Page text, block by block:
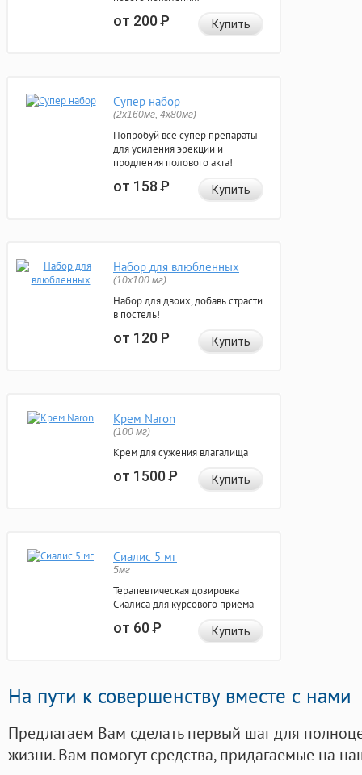
от 200Р Купить
Супер набор
(2х160мг, 4х80мг)
Попробуй все супер препараты
для усиления эрекции и
продления полового акта!
от 158Р Купить
Набор для влюбленных
(10х100 мг)
Набор для двоих, добавь страсти
в постель!
от 120Р Купить
Крем Naron
(100 мг)
Крем для сужения влагалища
от 1500Р Купить
Сиалис 5 мг
5мг
Терапевтическая дозировка
Сиалиса для курсового приема
от 60Р Купить
На пути к совершенству вместе с нами
Предлагаем Вам сделать первый шаг для
жизни. Вам помогут средства, придагаемые на